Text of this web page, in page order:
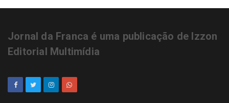
Jornal da Franca é uma publicação de Izzon
Editorial Multimídia